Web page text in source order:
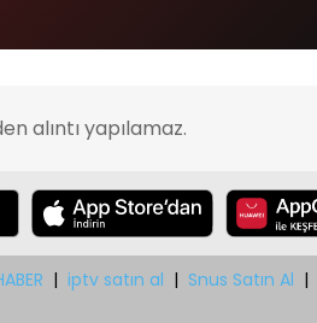
Tunceli
Van
Yozgat
Zonguldak
alıntı yapılamaz.
| iptv satın al | Snus Satın Al |